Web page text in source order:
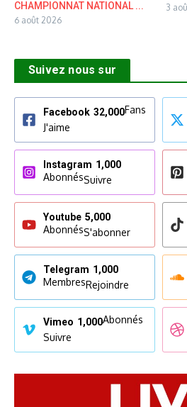
CHAMPIONNAT NATIONAL ...
6 août 2026
3
Suivez nous sur
Facebook 32,000Fans
J'aime
Instagram 1,000
AbonnésSuivre
Youtube 5,000
AbonnésS'abonner
Telegram 1,000
MembresRejoindre
Vimeo 1,000Abonnés
Suivre